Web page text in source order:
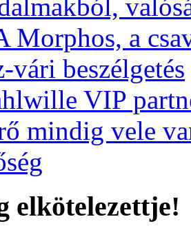
Morphos, a
vári beszélgetés
VIP
mindig vele
elkötelezettje!